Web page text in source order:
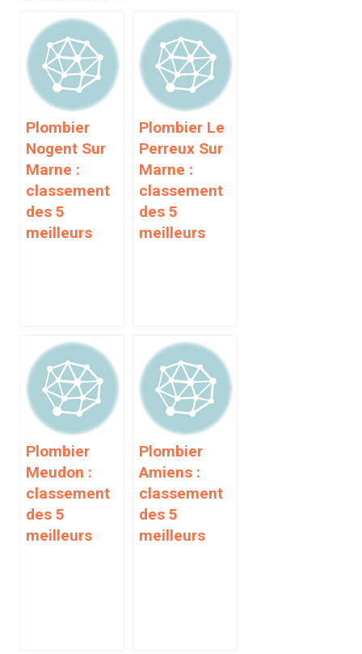
Plombier
Nogent Sur
Marne :
classement
des 5
meilleurs
Plombier Le
Perreux Sur
Marne :
classement
des 5
meilleurs
Plombier
Meudon :
classement
des 5
meilleurs
Plombier
Amiens :
classement
des 5
meilleurs